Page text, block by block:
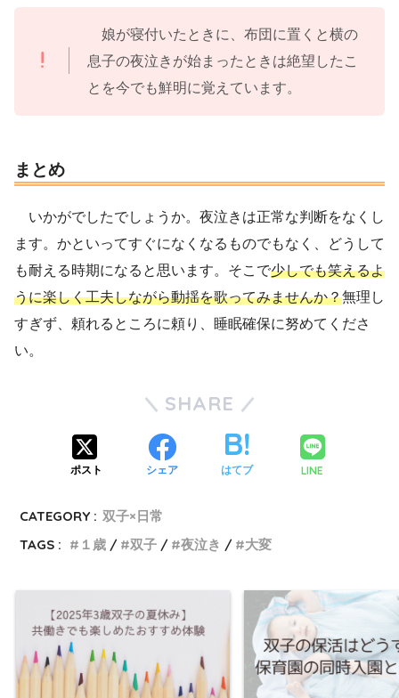
娘が寝付いたときに、布団に置くと横の
息子の夜泣きが始まったときは絶望したこ
とを今でも鮮明に覚えています。
まとめ
いかがでしたでしょうか。夜泣きは正常な判断をなくし
ます。かといってすぐになくなるものでもなく、どうして
も耐える時期になると思います。そこで少しでも笑えるよ
うに楽しく工夫しながら動揺を歌ってみませんか？無理し
すぎず、頼れるところに頼り、睡眠確保に努めてくださ
い。
SHARE
ポスト シェア はてブ LINE
CATEGORY : 双子×日常
TAGS :
１歳 双子 夜泣き 大変